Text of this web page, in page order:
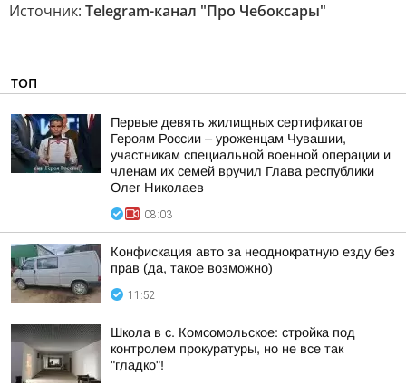
Источник: Telegram-канал "Про Чебоксары"
ТОП
Первые девять жилищных сертификатов
Героям России – уроженцам Чувашии,
участникам специальной военной операции и
членам их семей вручил Глава республики
Олег Николаев
08:03
Конфискация авто за неоднократную езду без
прав (да, такое возможно)
11:52
Школа в с. Комсомольское: стройка под
контролем прокуратуры, но не все так
"гладко"!